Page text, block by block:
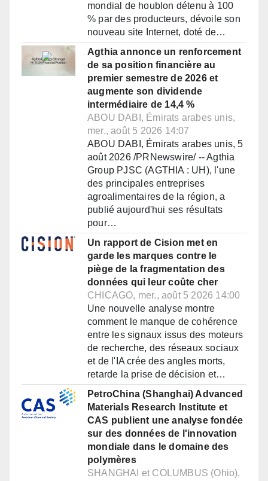
mondial de houblon détenu à 100
% par des producteurs, dévoile son
nouveau site Internet, doté de…
Agthia annonce un renforcement
de sa position financière au
premier semestre de 2026 et
augmente son dividende
intermédiaire de 14,4 %
ABOU DABI, Émirats arabes unis,
mer., août 5 2026 14:07
ABOU DABI, Émirats arabes unis, 5
août 2026 /PRNewswire/ -- Agthia
Group PJSC (AGTHIA : UH), l'une
des principales entreprises
agroalimentaires de la région, a
publié aujourd'hui ses résultats
pour…
Un rapport de Cision met en
garde les marques contre le
piège de la fragmentation des
données qui leur coûte cher
CHICAGO, mer., août 5 2026 14:00
Une nouvelle analyse montre
comment le manque de cohérence
entre les signaux issus des moteurs
de recherche, des réseaux sociaux
et de l'IA crée des angles morts,
retarde la prise de décision et…
PetroChina (Shanghai) Advanced
Materials Research Institute et
CAS publient une analyse fondée
sur des données de l'innovation
mondiale dans le domaine des
polymères
SHANGHAI et COLUMBUS (Ohio),